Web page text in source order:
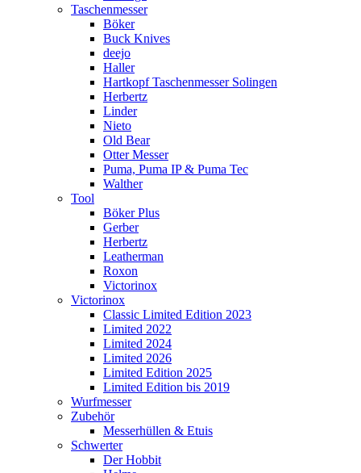
Taschenmesser
Böker
Buck Knives
deejo
Haller
Hartkopf Taschenmesser Solingen
Herbertz
Linder
Nieto
Old Bear
Otter Messer
Puma, Puma IP & Puma Tec
Walther
Tool
Böker Plus
Gerber
Herbertz
Leatherman
Roxon
Victorinox
Victorinox
Classic Limited Edition 2023
Limited 2022
Limited 2024
Limited 2026
Limited Edition 2025
Limited Edition bis 2019
Wurfmesser
Zubehör
Messerhüllen & Etuis
Schwerter
Der Hobbit